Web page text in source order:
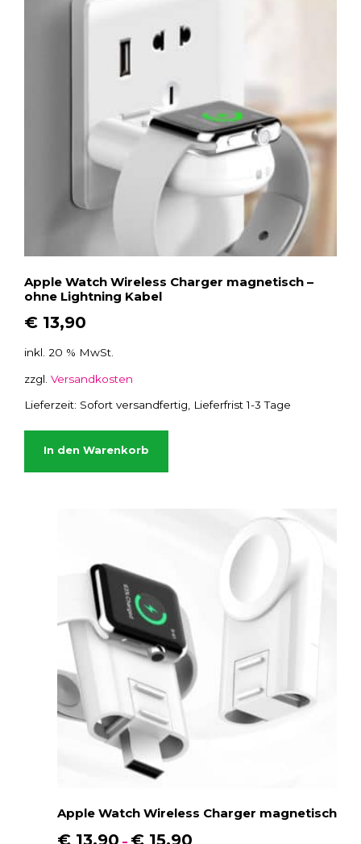
Apple Watch Wireless Charger magnetisch –
ohne Lightning Kabel
€ 13,90
inkl. 20 % MwSt.
zzgl. Versandkosten
Lieferzeit: Sofort versandfertig, Lieferfrist 1-3 Tage
In den Warenkorb
Apple Watch Wireless Charger magnetisch
€ 13,90 € 15,90